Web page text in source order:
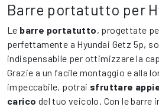
Barre portatutto per
Le barre portatutto, progettate
perfettamente a Hyundai Getz 5p,
indispensabile per ottimizzare la
Grazie a un facile montaggio e alla
impeccabile, potrai sfruttare
carico del tuo veicolo. Con le barre